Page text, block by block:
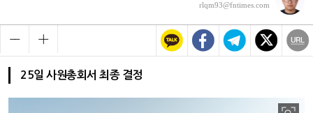
rlqm93@fntimes.com
25일 사원총회서 최종 결정